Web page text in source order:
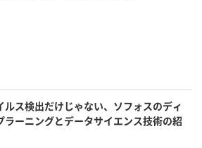
ルス検出だけじゃない、ソフォスのディ
ラーニングとデータサイエンス技術の紹